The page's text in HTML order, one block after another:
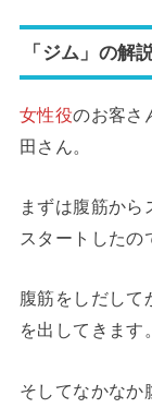
「ジム」の解
女性役のお客さ
田さん。
まずは腹筋か
スタートしたの
腹筋をしだして
を出してきます。
そしてなかなか